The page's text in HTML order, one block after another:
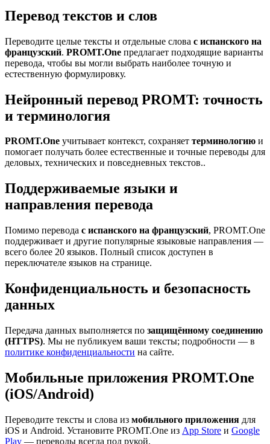
Перевод текстов и слов
Переводите целые тексты и отдельные слова с испанского на
французский. PROMT.One предлагает подходящие варианты
перевода, чтобы вы могли выбрать наиболее точную и
естественную формулировку.
Нейронный перевод PROMT: точность
и терминология
PROMT.One учитывает контекст, сохраняет терминологию и
помогает получать более естественные и точные переводы для
деловых, технических и повседневных текстов..
Поддерживаемые языки и
направления перевода
Помимо перевода с испанского на французский, PROMT.One
поддерживает и другие популярные языковые направления —
всего более 20 языков. Полный список доступен в
переключателе языков на странице.
Конфиденциальность и безопасность
данных
Передача данных выполняется по защищённому соединению
(HTTPS). Мы не публикуем ваши тексты; подробности — в
политике конфиденциальности на сайте.
Мобильные приложения PROMT.One
(iOS/Android)
Переводите тексты и слова из мобильного приложения для
iOS и Android. Установите PROMT.One из App Store и Google
Play — переводы всегда под рукой.